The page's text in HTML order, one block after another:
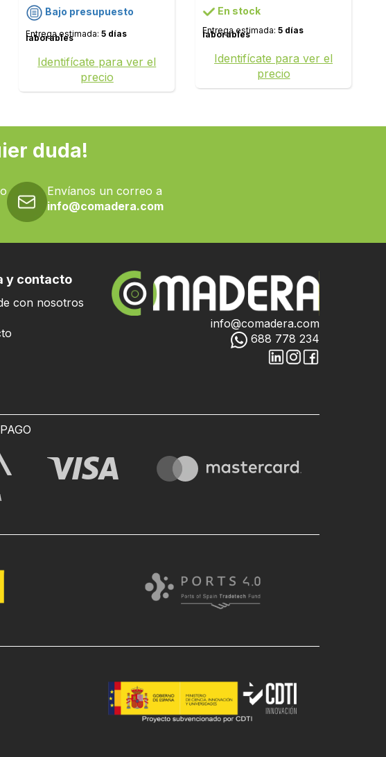
ACABADO: ALUMINIO
PLATA MATE 03
Bajo presupuesto
Entrega estimada:5 días
laborables
Identifícate para ver el
precio
En stock
Entrega estimada:5 días
laborables
Identifícate para ver el
precio
duda!
Envíanos un correo a
info@comadera.com
y contacto
con nosotros
info@comadera.com
688 778 234